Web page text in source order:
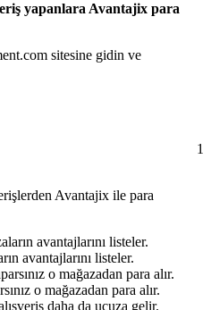
yapanlara Avantajix para
sitesine gidin ve
1
Avantajix ile para
avantajlarını listeler.
o mağazadan para alır.